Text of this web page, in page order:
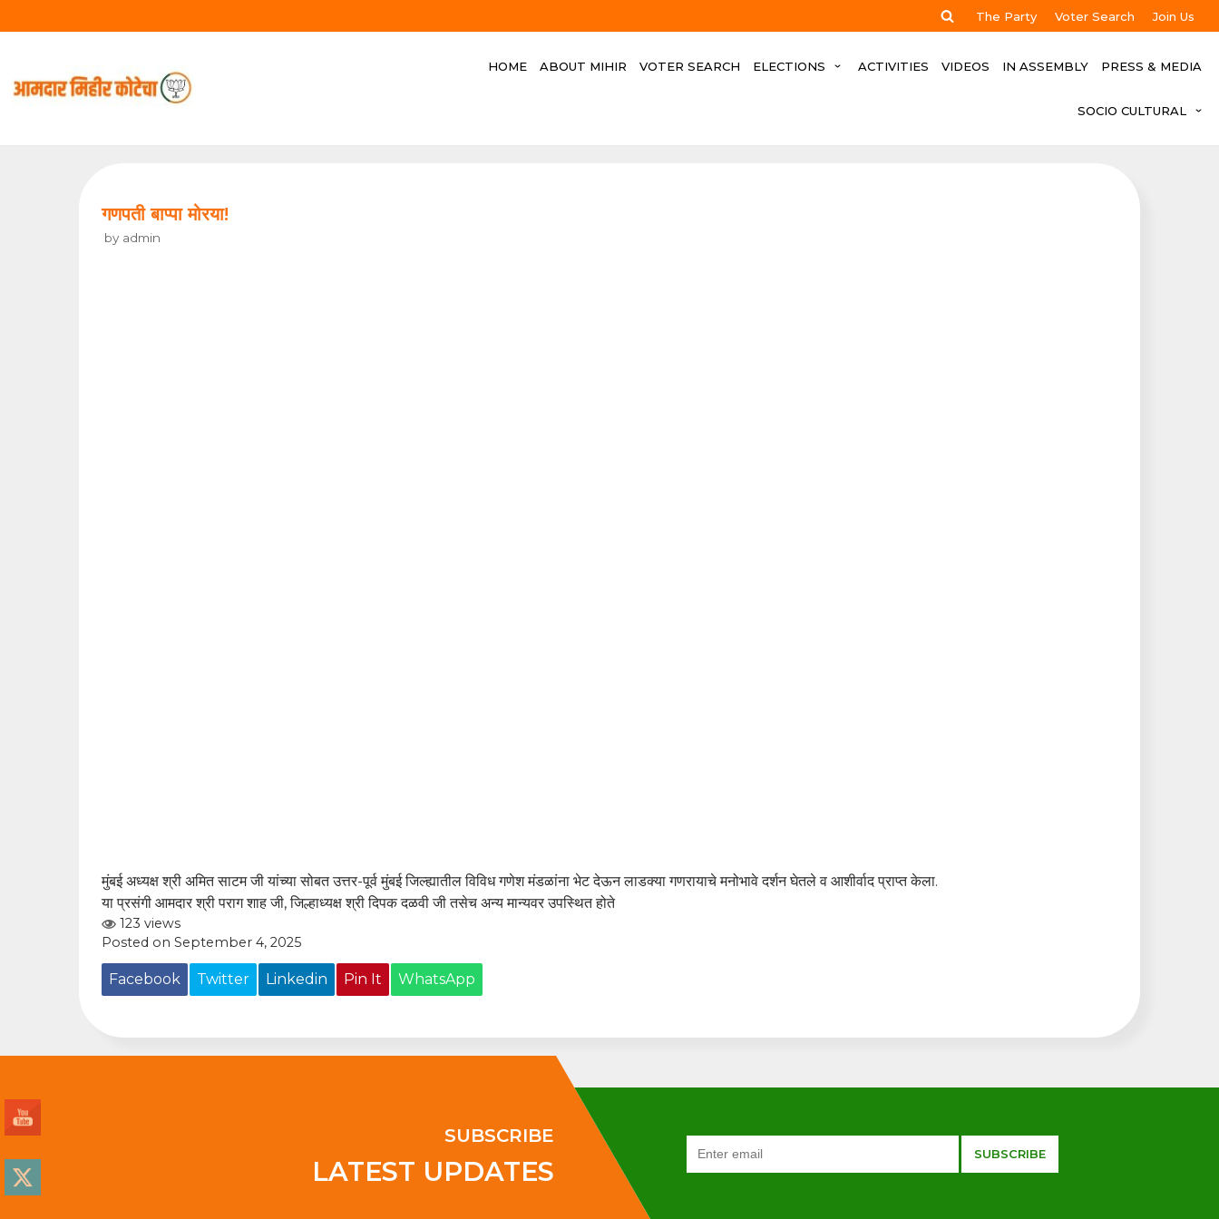
The Party Voter Search Join Us
HOME ABOUT MIHIR VOTER SEARCH ELECTIONS ACTIVITIES VIDEOS IN ASSEMBLY PRESS & MEDIA
SOCIO CULTURAL
गणपती बाप्पा मोरया!
by admin
मुंबई अध्यक्ष श्री अमित साटम जी यांच्या सोबत उत्तर-पूर्व मुंबई जिल्ह्यातील विविध गणेश मंडळांना भेट देऊन लाडक्या गणरायाचे मनोभावे दर्शन घेतले व आशीर्वाद प्राप्त केला.
या प्रसंगी आमदार श्री पराग शाह जी, जिल्हाध्यक्ष श्री दिपक दळवी जी तसेच अन्य मान्यवर उपस्थित होते
123 views
Posted on September 4, 2025
Facebook Twitter Linkedin Pin It WhatsApp
SUBSCRIBE
LATEST UPDATES